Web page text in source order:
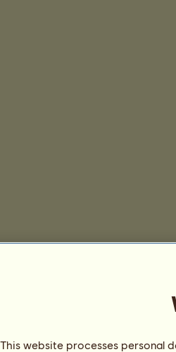
This website processes personal